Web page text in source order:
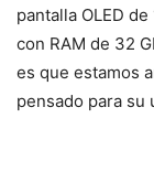
pantalla OLED
con RAM de 32
es que estamos
pensado para su